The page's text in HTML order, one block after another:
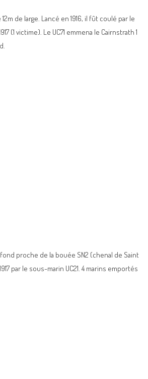
de large. Lancé en 1916, il fût coulé par le
(1 victime). Le UC71 emmena le Cairnstrath 1
proche de la bouée SN2 (chenal de Saint
par le sous-marin UC21. 4 marins emportés